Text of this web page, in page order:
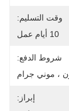
وقت التسليم:
10 أيام عمل
شروط الدفع:
، موني جرام
إبراز: